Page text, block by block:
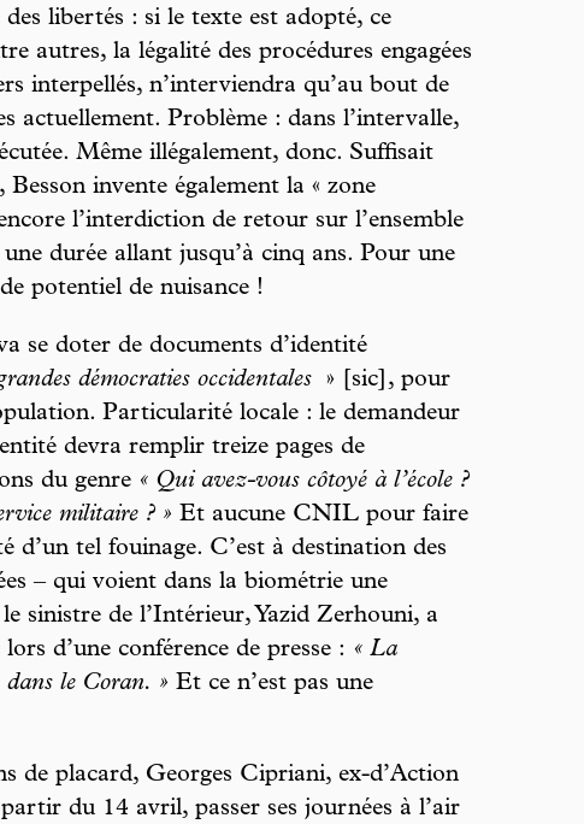
libertés : si le texte est adopté, ce
autres, la légalité des procédures engagées
interpellés, n’interviendra qu’au bout de
actuellement. Problème : dans l’intervalle,
Même illégalement, donc. Suffisait
invente également la « zone
l’interdiction de retour sur l’ensemble
durée allant jusqu’à cinq ans. Pour une
potentiel de nuisance !
se doter de documents d’identité
démocraties occidentales » [sic], pour
Particularité locale : le demandeur
devra remplir treize pages de
du genre « Qui avez-vous côtoyé à l’école ?
militaire ? » Et aucune CNIL pour faire
d’un tel fouinage. C’est à destination des
– qui voient dans la biométrie une
sinistre de l’Intérieur, Yazid Zerhouni, a
d’une conférence de presse : « La
dans le Coran. » Et ce n’est pas une
de placard, Georges Cipriani, ex-d’Action
du 14 avril, passer ses journées à l’air